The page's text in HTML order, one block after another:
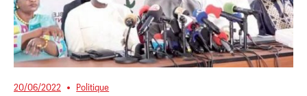
20/06/2022 Politique